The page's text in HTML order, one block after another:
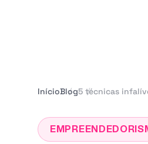
Início /
Blog /
5 técnicas